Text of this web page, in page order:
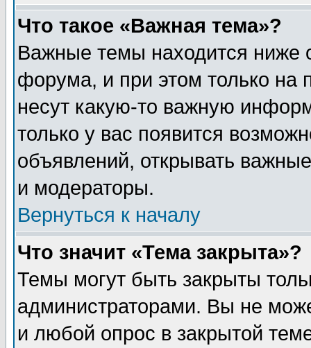
Что такое «Важная тема»?
Важные темы находится ниже
форума, и при этом только на
несут какую-то важную
только у вас появится
объявлений, открывать
и модераторы.
Вернуться к началу
Что значит «Тема закрыта»?
Темы могут быть закрыты
администраторами. Вы не
и любой опрос в закрытой